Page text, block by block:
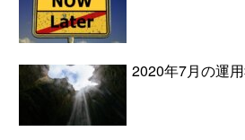
2020年7月の運